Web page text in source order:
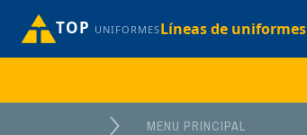
TOP UNIFORMESLíneas de uniformes
MENU PRINCIPAL